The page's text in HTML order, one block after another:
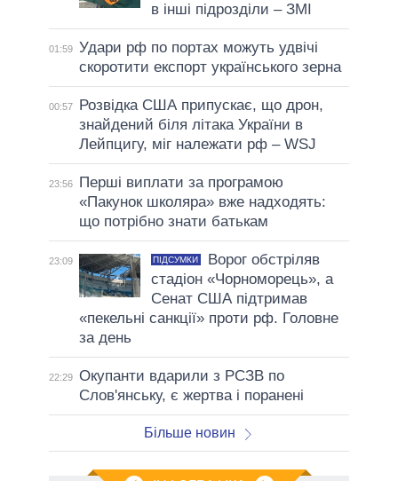
в інші підрозділи – ЗМІ
01:59 Удари рф по портах можуть удвічі
скоротити експорт українського зерна
00:57
Розвідка США припускає, що дрон,
знайдений біля літака України в
Лейпцигу, міг належати рф – WSJ
23:56
Перші виплати за програмою
«Пакунок школяра» вже надходять:
що потрібно знати батькам
23:09 ПІДСУМКИ
Ворог обстріляв
стадіон «Чорноморець», а
Сенат США підтримав
«пекельні санкції» проти рф. Головне
за день
22:29 Окупанти вдарили з РСЗВ по
Слов'янську, є жертва і поранені
Більше новин